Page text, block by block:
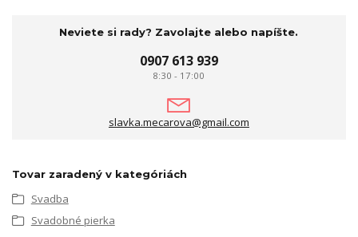
Neviete si rady? Zavolajte alebo napíšte.
0907 613 939
8:30 - 17:00
slavka.mecarova@gmail.com
Tovar zaradený v kategóriách
Svadba
Svadobné pierka